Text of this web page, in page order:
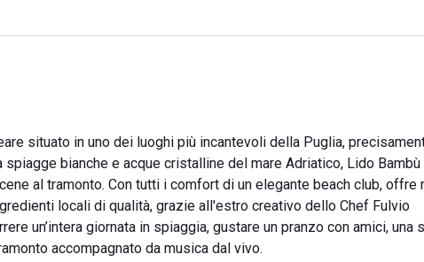
situato in uno dei luoghi più incantevoli della Puglia,
bianche e acque cristalline del mare Adriatico, Lido Bambù
al tramonto. Con tutti i comfort di un elegante beach club, offre
locali di qualità, grazie all'estro creativo dello Chef Fulvio
un’intera giornata in spiaggia, gustare un pranzo con amici, una
accompagnato da musica dal vivo.